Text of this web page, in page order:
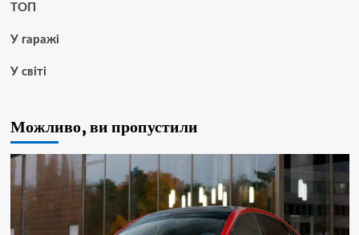
ТОП
У гаражі
У світі
Можливо, ви пропустили